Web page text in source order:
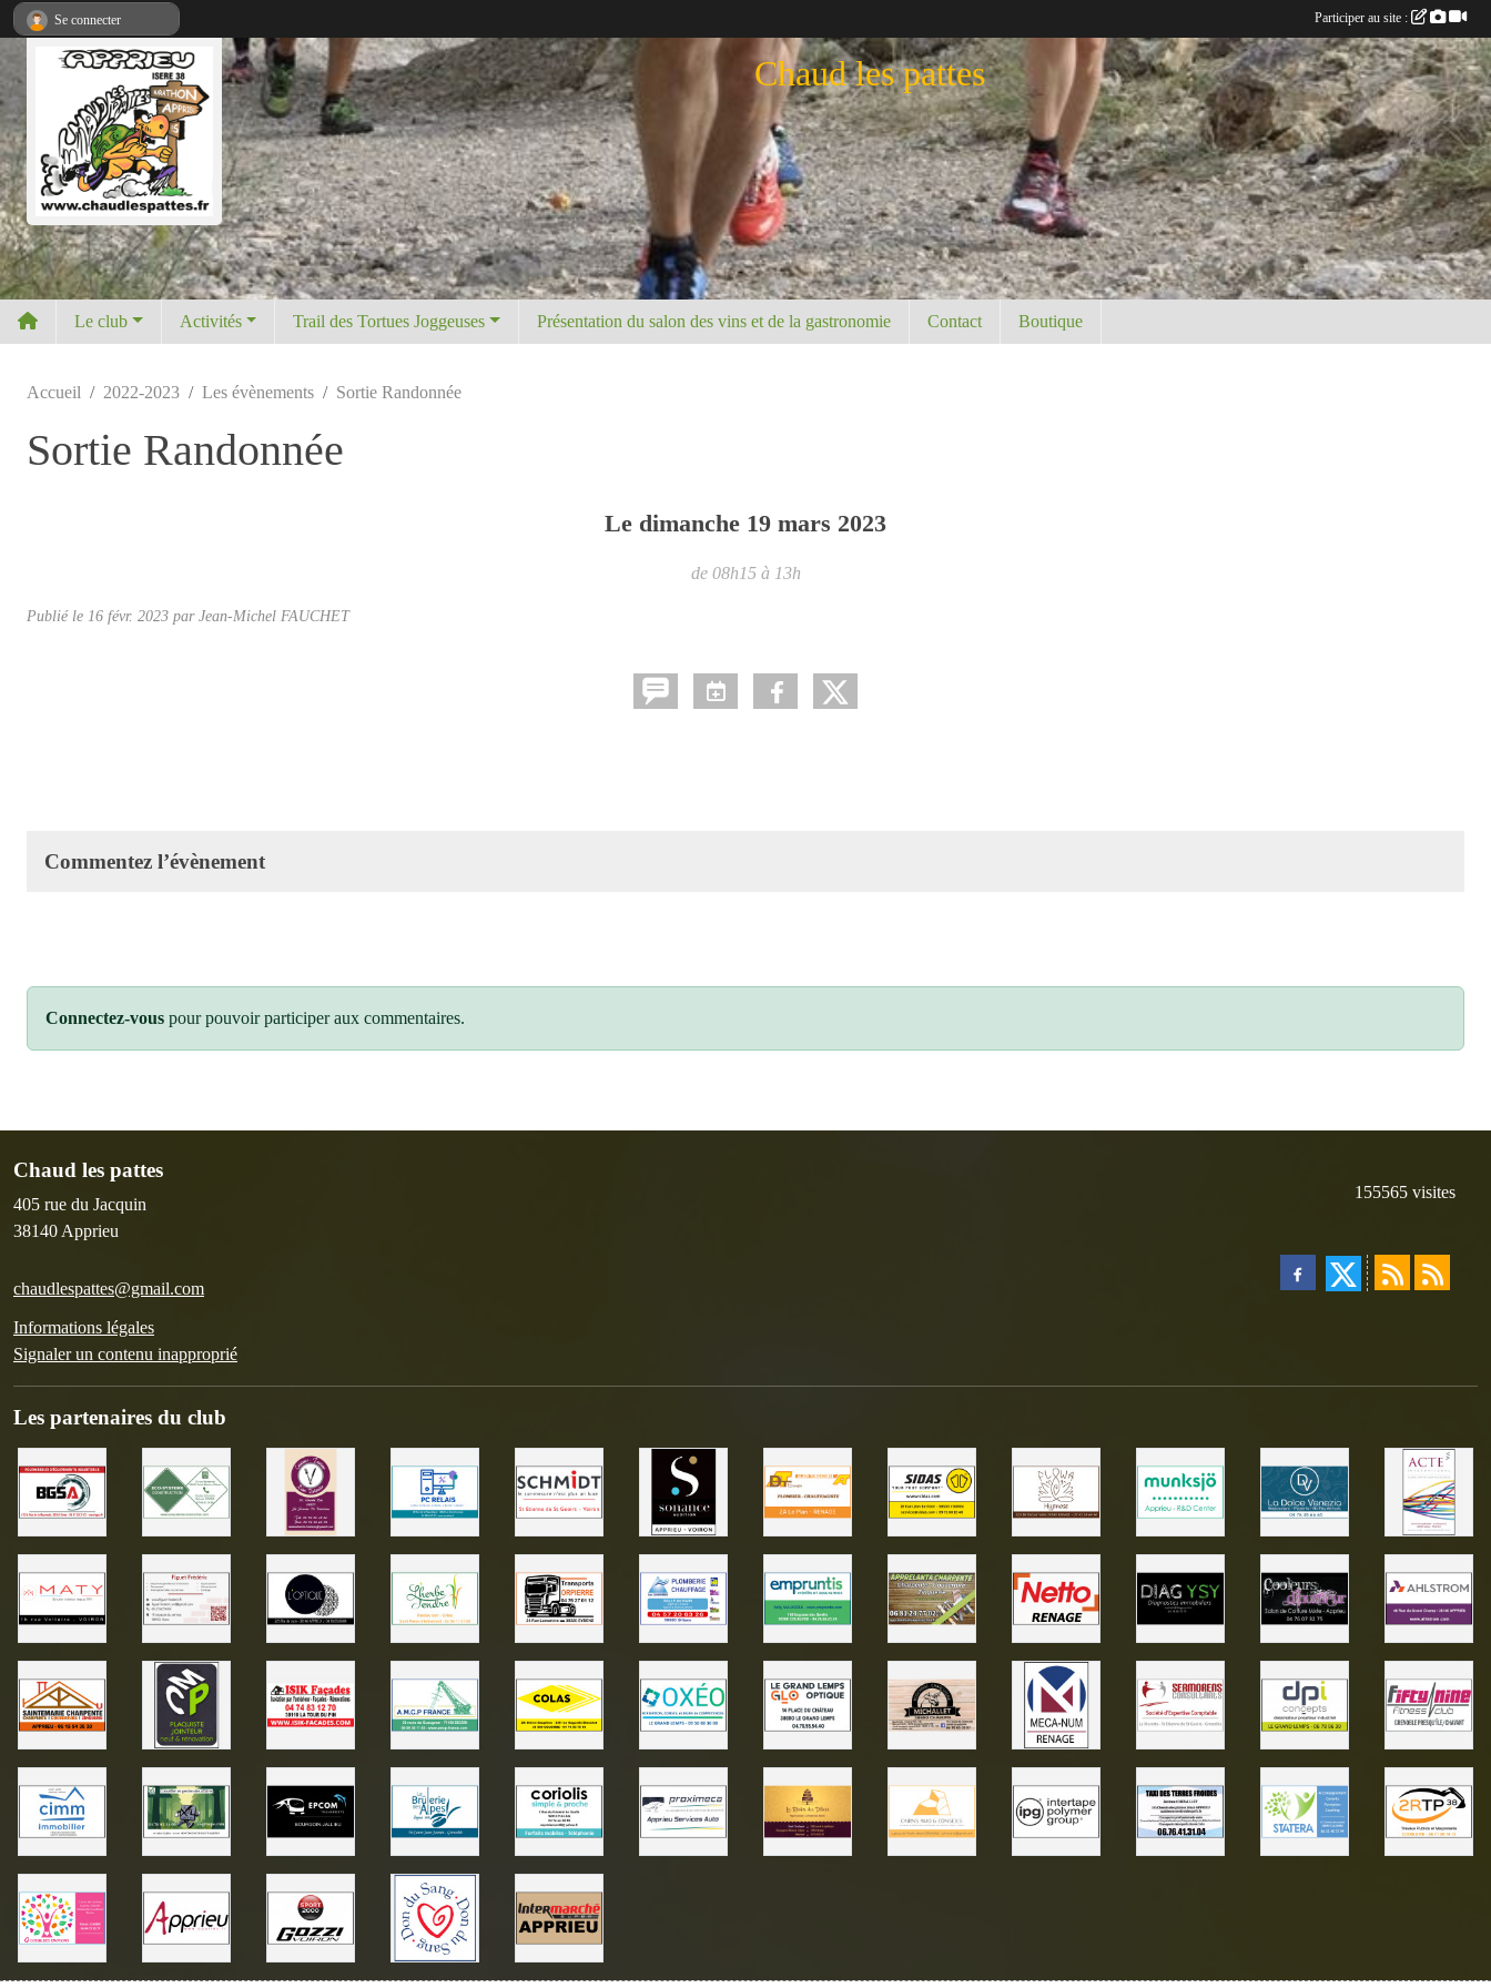
Chaud les pattes
Le club Activités Trail des Tortues Joggeuses Présentation du salon des vins et de la gastronomie Contact Boutique
Accueil 2022-2023 Les évènements Sortie Randonnée
Sortie Randonnée
Le dimanche 19 mars 2023
de 08h15 à 13h
Publié le 16 févr. 2023 par Jean-Michel FAUCHET
Commentez l’évènement
Connectez-vous pour pouvoir participer aux commentaires.
Chaud les pattes
405 rue du Jacquin
38140 Apprieu
chaudlespattes@gmail.com
Informations légales
Signaler un contenu inapproprié
155565 visites
Les partenaires du club
Se connecter Participer au site :
Panneau de gestion des cookies